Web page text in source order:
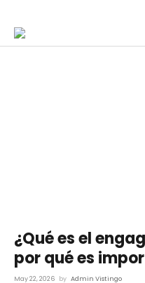
¿Qué es el
por qué es
May 22, 2026 by Admin Vistingo